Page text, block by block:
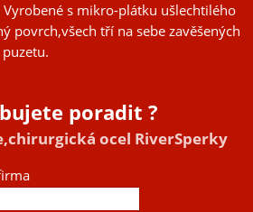
Vyrobené s mikro-plátku ušlechtilého
povrch,všech tří na sebe zavěšených
poradit ?
ocel RiverSperky